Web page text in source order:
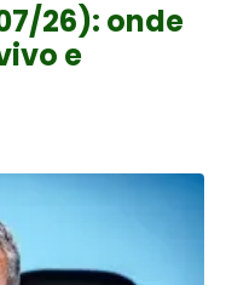
26): onde
e